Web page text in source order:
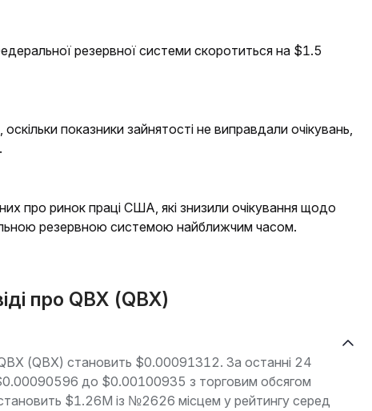
резервної системи скоротиться на $1.5
показники зайнятості не виправдали очікувань,
про ринок праці США, які знизили очікування щодо
резервною системою найближчим часом.
про QBX (QBX)
(QBX) становить $0.00091312. За останні 24
$0.00090596 до $0.00100935 з торговим обсягом
становить $1.26M із №2626 місцем у рейтингу серед